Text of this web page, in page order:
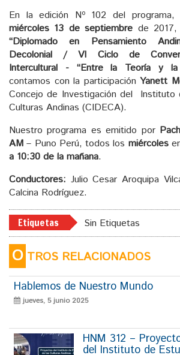
En la edición Nº 102 del
miércoles 13 de septiembre de
“Diplomado en Pensamiento
Decolonial / VI Ciclo de
Intercultural - “Entre la Teoría y la
contamos con la participaciónYanett
Concejo de Investigación del Instituto
Culturas Andinas (CIDECA).
Nuestro programa es emitido por
AM – Puno Perú, todos los miércoles
a 10:30 de la mañana.
Conductores: Julio Cesar Aroquipa
Calcina Rodríguez.
Etiquetas Sin Etiquetas
O TROS RELACIONADOS
Hablemos de Nuestro Mundo
jueves, 5 junio 2025
HNM 312 –
del Instituto de